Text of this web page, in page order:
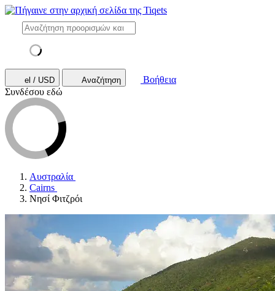
el / USD Αναζήτηση
Βοήθεια
Συνδέσου εδώ
Αυστραλία
Cairns
Νησί Φιτζρόι